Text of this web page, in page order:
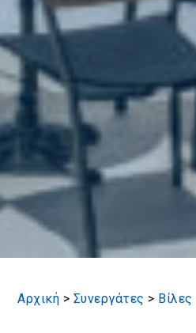
Αρχική > Συνεργάτες > Βίλες